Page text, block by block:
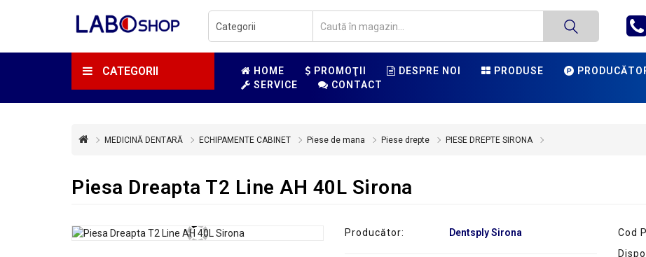
CATEGORII HOME PROMOŢII DESPRE NOI PRODUSE
SERVICE
CONTACT
MEDICINĂ DENTARĂ ECHIPAMENTE CABINET Piese de mana Piese drepte PIESE DREPTE SIRONA
Piesa Dreapta T2 Line AH 40L Sirona
Producător: Dentsply Sirona Cod